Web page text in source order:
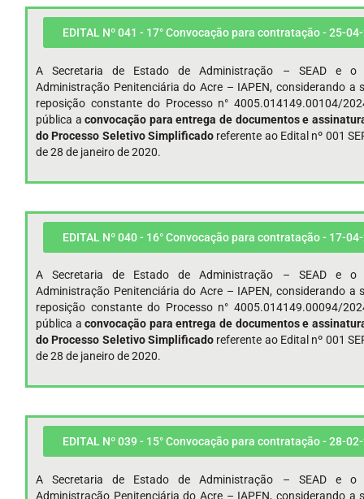
EDITAL Nº 041 - 17° Convocação para contratação - 25-
A Secretaria de Estado de Administração – SEAD e o
Administração Penitenciária do Acre – IAPEN, considerando a
reposição constante do Processo n° 4005.014149.00104/
pública a convocação para entrega de documentos e
do Processo Seletivo Simplificado referente ao Edital nº 001
de 28 de janeiro de 2020.
EDITAL Nº 040 - 16° Convocação para contratação - 17-
A Secretaria de Estado de Administração – SEAD e o
Administração Penitenciária do Acre – IAPEN, considerando a
reposição constante do Processo n° 4005.014149.00094/
pública a convocação para entrega de documentos e
do Processo Seletivo Simplificado referente ao Edital nº 001
de 28 de janeiro de 2020.
EDITAL Nº 039 - 15° Convocação para contratação - 28-
A Secretaria de Estado de Administração – SEAD e o
Administração Penitenciária do Acre – IAPEN, considerando a